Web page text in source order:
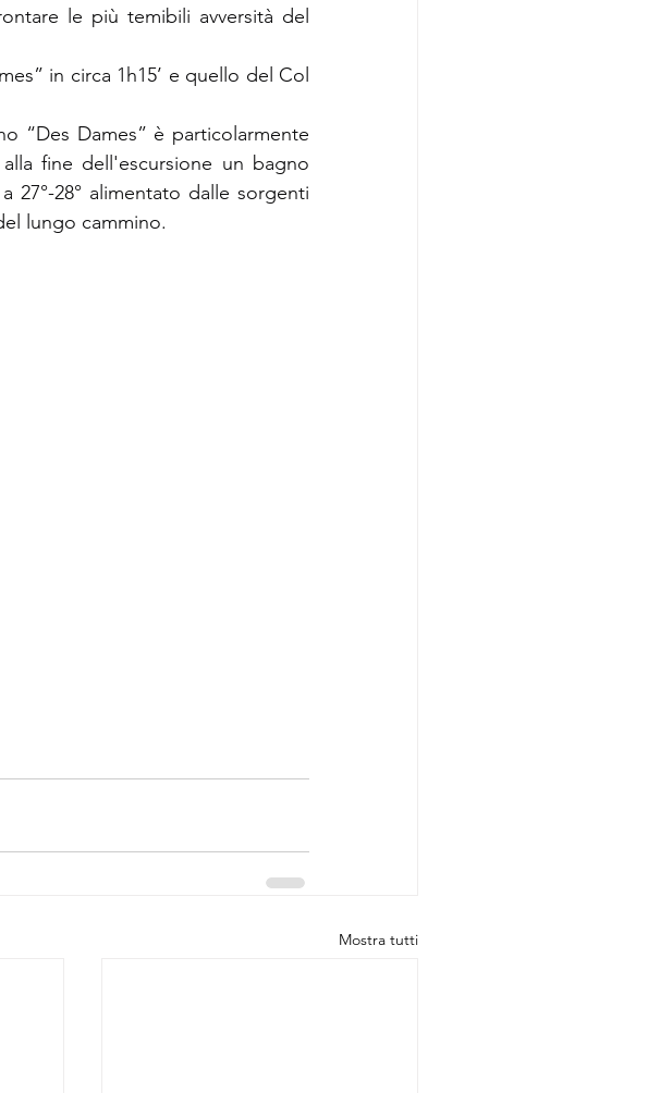
le più temibili avversità del
in circa 1h15’ e quello del Col
“Des Dames” è particolarmente
fine dell'escursione un bagno
27°-28° alimentato dalle sorgenti
lungo cammino.
Mostra tutti